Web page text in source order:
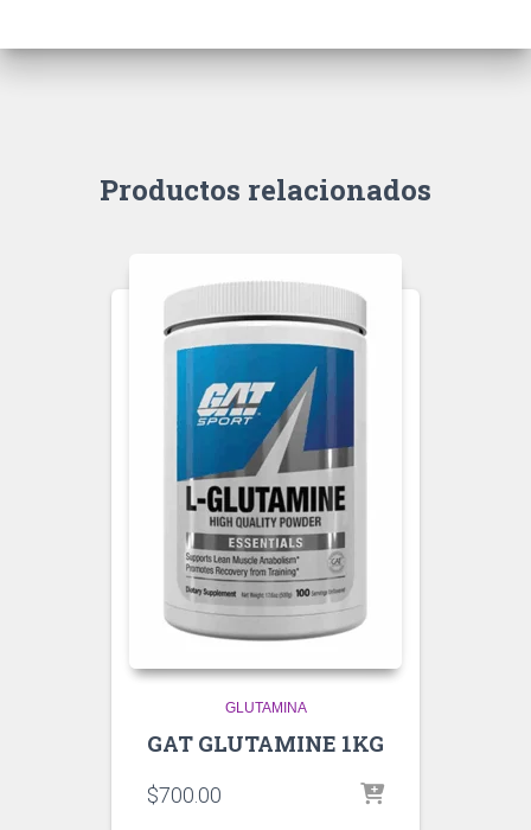
Productos relacionados
GLUTAMINA
GAT GLUTAMINE 1KG
$700.00